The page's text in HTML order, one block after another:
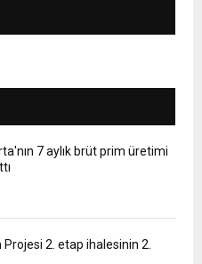
7 aylık brüt prim üretimi
2. etap ihalesinin 2.